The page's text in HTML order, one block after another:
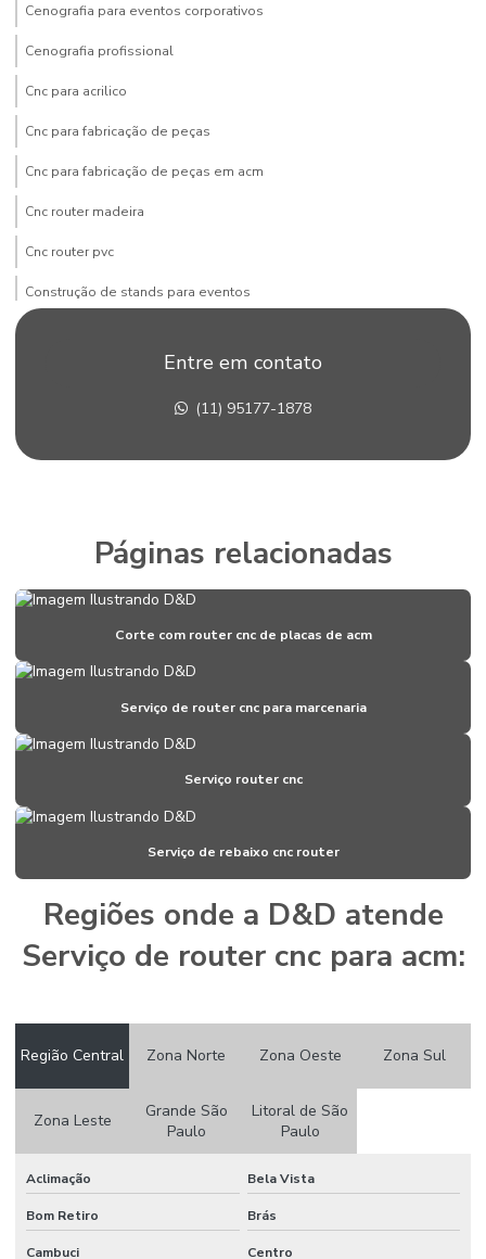
Cenografia para eventos corporativos
Cenografia profissional
Cnc para acrilico
Cnc para fabricação de peças
Cnc para fabricação de peças em acm
Cnc router madeira
Cnc router pvc
Construção de stands para eventos
Corte router cnc acrílico
Corte router em pvc
Corte router em xps
Criação de stand para feiras
Criação de stands para feiras
Dispenser para álcool em gel com pedal
Display para álcool gel
Empresa de corte com router cnc
Empresas de montagem de stands
Empresas de stands
Empresas de stands em sp
Estandes para feiras e eventos
Fabricante de peças com router cnc
Gravação com router cnc
Entre em contato
(11) 95177-1878
Páginas relacionadas
Corte com router cnc de placas de acm
Serviço de router cnc para marcenaria
Serviço router cnc
Serviço de rebaixo cnc router
Regiões onde a D&D atende
Serviço de router cnc para acm:
Região Central Zona Norte Zona Oeste Zona Sul
Zona Leste
Grande São
Paulo
Litoral de São
Paulo
Aclimação Bela Vista
Bom Retiro Brás
Cambuci Centro